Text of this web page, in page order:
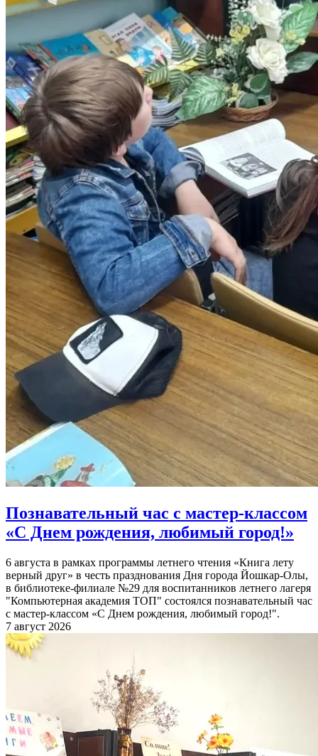
Познавательный час с мастер-классом
«С Днем рождения, любимый город!»
6 августа в рамках программы летнего чтения «Книга лету
верный друг» в честь празднования Дня города Йошкар-Олы,
в библиотеке-филиале №29 для воспитанников летнего лагеря
"Компьютерная академия ТОП" состоялся познавательный час
с мастер-классом «С Днем рождения, любимый город!".
7 август 2026